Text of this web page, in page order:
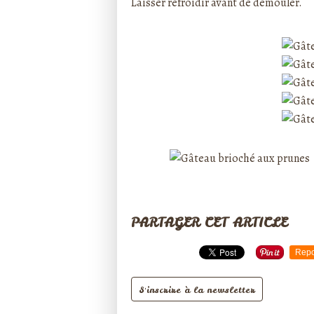
PARTAGER CET ARTICLE
S'inscrire à la newsletter